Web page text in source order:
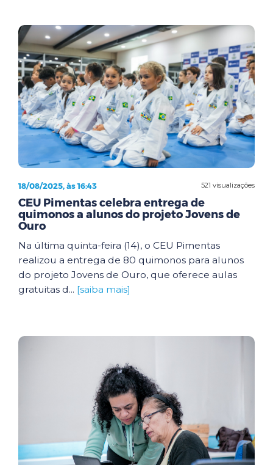
521 visualizações
18/08/2025, às 16:43
CEU Pimentas celebra entrega de
quimonos a alunos do projeto Jovens de
Ouro
Na última quinta-feira (14), o CEU Pimentas
realizou a entrega de 80 quimonos para alunos
do projeto Jovens de Ouro, que oferece aulas
gratuitas d... [saiba mais]